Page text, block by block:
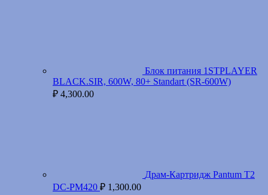
Блок питания 1STPLAYER
BLACK.SIR, 600W, 80+ Standart (SR-600W)
₽ 4,300.00
Драм-Картридж Pantum T2
DC-PM420 ₽ 1,300.00